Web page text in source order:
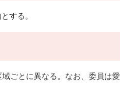
する。
ごとに異なる。なお、委員は愛